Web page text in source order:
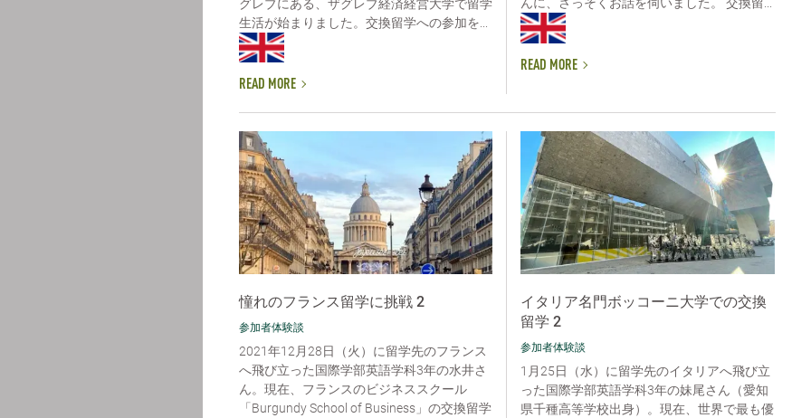
グレブにある、ザグレブ経済経営大学で留学
生活が始まりました。交換留学への参加を...
READ MORE
んに、さっそくお話を伺いました。 交換留...
READ MORE
憧れのフランス留学に挑戦 2
参加者体験談
2021年12月28日（火）に留学先のフランス
へ飛び立った国際学部英語学科3年の水井さ
ん。現在、フランスのビジネススクール
「Burgundy School of Business」の交換留学
イタリア名門ボッコーニ大学での交換
留学 2
参加者体験談
1月25日（水）に留学先のイタリアへ飛び立
った国際学部英語学科3年の妹尾さん（愛知
県千種高等学校出身）。現在、世界で最も優